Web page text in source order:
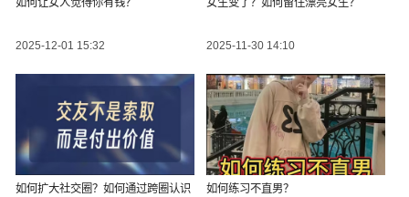
如何让女人觉得你有钱？
2025-12-01 15:32
女生变了？如何留住漂亮女生？
2025-11-30 14:10
如何扩大社交圈？如何通过跨圈认识
如何练习不直男？